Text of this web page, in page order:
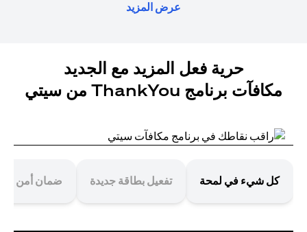
عرض المزيد
حرية فعل المزيد مع الجديد
مكافآت برنامج ThankYou من سيتي
كل شيء في لمحة تفعيل بطاقة جديدة ضمان أمن